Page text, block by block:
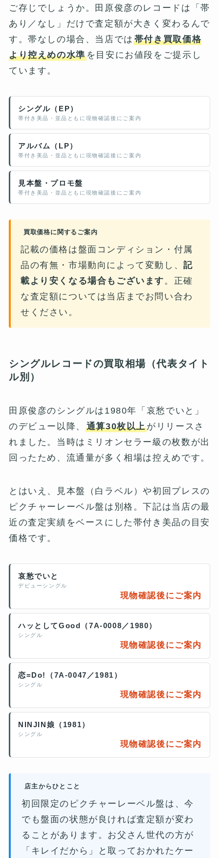
ご存じでしょうか。田原俊彦のレコードは「帯
あり／なし」だけで査定額が大きく変わるんで
す。帯なしの場合、当店では 帯付き買取価格
より控えめの水準を目安にお値段をご提示し
ています。
シングル（EP）
帯付き美品・並品ともに現物確認後にご案内
アルバム（LP）
帯付き美品・並品ともに現物確認後にご案内
見本盤・プロモ盤
帯付き美品・並品ともに現物確認後にご案内
買取価格に関するご案内
記載の価格は盤面コンディション・付属
品の有無・市場動向によって変動し、記
載より安くなる場合もございます。正確
な査定額については当店までお問い合わ
せください。
シングルレコードの買取相場（代表タイト
ル別）
田原俊彦のシングルは1980年「哀愁でいと」
のデビュー以降、 通算30枚以上がリリースさ
れました。当時はミリオンセラー級の枚数が出
回ったため、流通量が多く相場は控えめです。
とはいえ、見本盤（白ラベル）や初回プレスの
ピクチャーレーベル盤は別格。下記は当店の最
近の査定実績をベースにした帯付き美品の目安
価格です。
哀愁でいと
デビューシングル
現物確認後にご案内
ハッとしてGood（7A-0008／1980）
シングル
現物確認後にご案内
恋=Do!（7A-0047／1981）
シングル
現物確認後にご案内
NINJIN娘（1981）
シングル
現物確認後にご案内
店主からひとこと
初回限定のピクチャーレーベル盤は、今
でも盤面の状態が良ければ査定額が変わ
ることがあります。お父さん世代の方が
「キレイだから」と取っておかれたケー